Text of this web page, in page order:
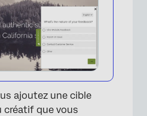
ajoutez une cible
créatif que vous